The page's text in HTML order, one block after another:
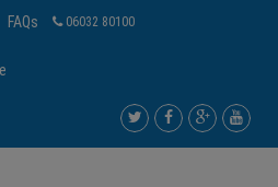
FAQs 06032 80100